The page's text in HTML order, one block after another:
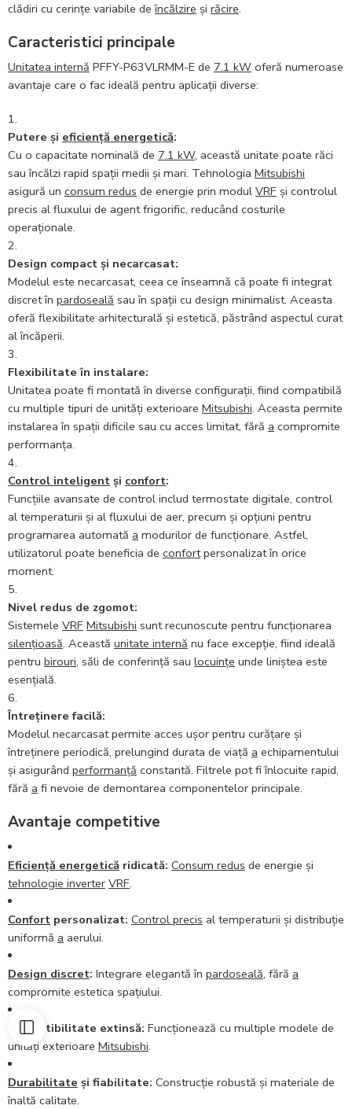
clădiri cu cerințe variabile deîncălzire și răcire.
Caracteristici principale
Unitatea internă PFFY-P63VLRMM-E de 7.1 kW oferă numeroase
avantaje care o fac ideală pentru aplicații diverse:
Putere și eficiență energetică:
Cu o capacitate nominală de 7.1 kW, această unitate poate răci
sau încălzi rapid spații medii și mari. Tehnologia Mitsubishi
asigură un consum redus de energie prin modul VRF și controlul
precis al fluxului de agent frigorific, reducând costurile
operaționale.
Design compact și necarcasat:
Modelul este necarcasat, ceea ce înseamnă că poate fi integrat
discret în pardoseală sau în spații cu design minimalist. Aceasta
oferă flexibilitate arhitecturală și estetică, păstrând aspectul curat
al încăperii.
Flexibilitate în instalare:
Unitatea poate fi montată în diverse configurații, fiind compatibilă
cu multiple tipuri de unități exterioare Mitsubishi. Aceasta permite
instalarea în spații dificile sau cu acces limitat, fără a compromite
performanța.
Control inteligent și confort:
Funcțiile avansate de control includ termostate digitale, control
al temperaturii și al fluxului de aer, precum și opțiuni pentru
programarea automată a modurilor de funcționare. Astfel,
utilizatorul poate beneficia de confortpersonalizat în orice
moment.
Nivel redus de zgomot:
Sistemele VRF Mitsubishi sunt recunoscute pentru funcționarea
silențioasă. Această unitate internă nu face excepție, fiind ideală
pentru birouri, săli de conferință sau locuințe unde liniștea este
esențială.
Întreținere facilă:
Modelul necarcasat permite acces ușor pentru curățare și
întreținere periodică, prelungind durata de viață a echipamentului
și asigurând performanță constantă. Filtrele pot fi înlocuite rapid,
fără a fi nevoie de demontarea componentelor principale.
Avantaje competitive
Eficiență energetică ridicată: Consum redus de energie și
tehnologie inverter VRF.
Confort personalizat: Control precis al temperaturii și distribuție
uniformă a aerului.
Design discret: Integrare elegantă în pardoseală, fără a
compromite estetica spațiului.
Compatibilitate extinsă: Funcționează cu multiple modele de
unități exterioare Mitsubishi.
Durabilitate și fiabilitate: Construcție robustă și materiale de
înaltă calitate.